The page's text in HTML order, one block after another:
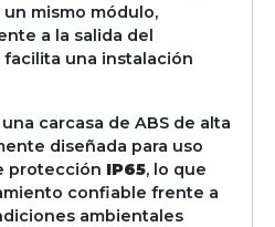
mismo módulo,
a la salida del
una instalación
carcasa de ABS de alta
diseñada para uso
protección IP65, lo que
confiable frente a
ambientales